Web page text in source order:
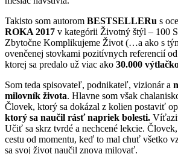
Takisto som autorom BESTSELLERu s
ROKA 2017 v kategórii Životný štýl – 100
Zbytočne Komplikujeme Život (…a ako s
ovenčenej stovkami pozitívnych referencií
ktorej sa predalo už viac ako 30.000
Som teda spisovateľ, podnikateľ, vizionár a
milovník života. Hlavne som však
Človek, ktorý sa dokázal z kolien postaviť
ktorý sa naučil rásť napriek bolesti.
Učiť sa skrz tvrdé a nechcené lekcie.
cestu od momentu, keď to mal chuť všetko
sa svoj život naučil znova milovať.